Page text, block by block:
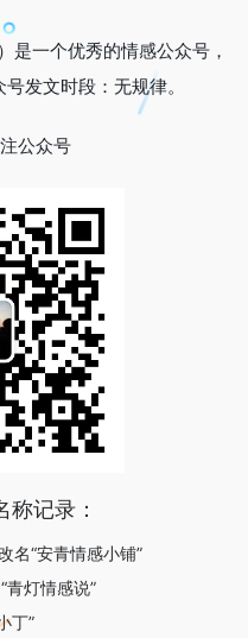
一个优秀的情感公众号，
发文时段：无规律。
公众号
记录：
名“安青情感小铺”
青灯情感说”
丁”